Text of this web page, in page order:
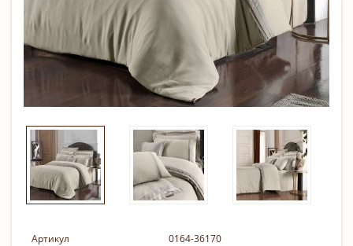
Артикул
0164-36170